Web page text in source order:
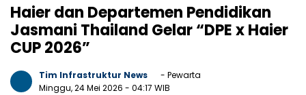
Haier dan Departemen Pendidikan
Jasmani Thailand Gelar “DPE x Haier
CUP 2026”
Tim Infrastruktur News
- Pewarta
Minggu, 24 Mei 2026 - 04:17 WIB